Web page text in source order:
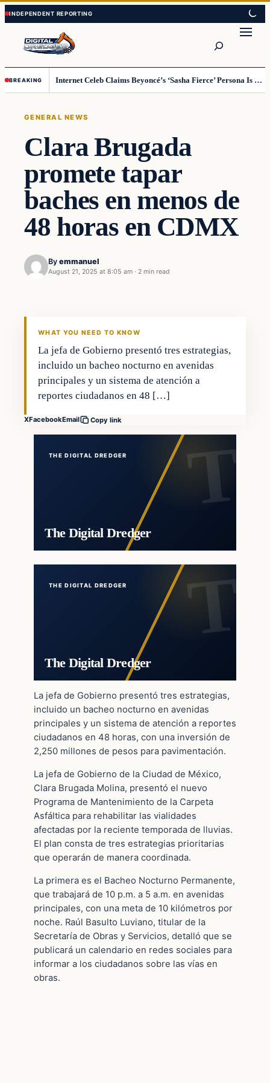
Skip
to
content
Skip
to
content
BREAKING Internet Celeb Claims Beyoncé’s ‘Sasha Fierce’ Persona Is a Demonic Spirit [VIDEO]
GENERAL NEWS
Clara Brugada
promete tapar
baches en menos de
48 horas en CDMX
By emmanuel
August 21, 2025 at 8:05 am · 2 min read
WHAT YOU NEED TO KNOW
La jefa de Gobierno presentó tres estrategias,
incluido un bacheo nocturno en avenidas
principales y un sistema de atención a
reportes ciudadanos en 48 […]
XFacebookEmail Copy link
THE DIGITAL DREDGER
The Digital Dredger
THE DIGITAL DREDGER
The Digital Dredger
La jefa de Gobierno presentó tres estrategias,
incluido un bacheo nocturno en avenidas
principales y un sistema de atención a reportes
ciudadanos en 48 horas, con una inversión de
2,250 millones de pesos para pavimentación.
La jefa de Gobierno de la Ciudad de México,
Clara Brugada Molina, presentó el nuevo
Programa de Mantenimiento de la Carpeta
Asfáltica para rehabilitar las vialidades
afectadas por la reciente temporada de lluvias.
El plan consta de tres estrategias prioritarias
que operarán de manera coordinada.
La primera es el Bacheo Nocturno Permanente,
que trabajará de 10 p.m. a 5 a.m. en avenidas
principales, con una meta de 10 kilómetros por
noche. Raúl Basulto Luviano, titular de la
Secretaría de Obras y Servicios, detalló que se
publicará un calendario en redes sociales para
informar a los ciudadanos sobre las vías en
obras.